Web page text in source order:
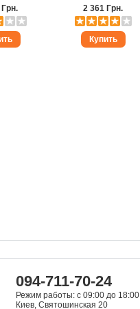
2 361 Грн.
094-711-70-24
Режим работы: с 09:00 до 18:00
Киев, Святошинская 20